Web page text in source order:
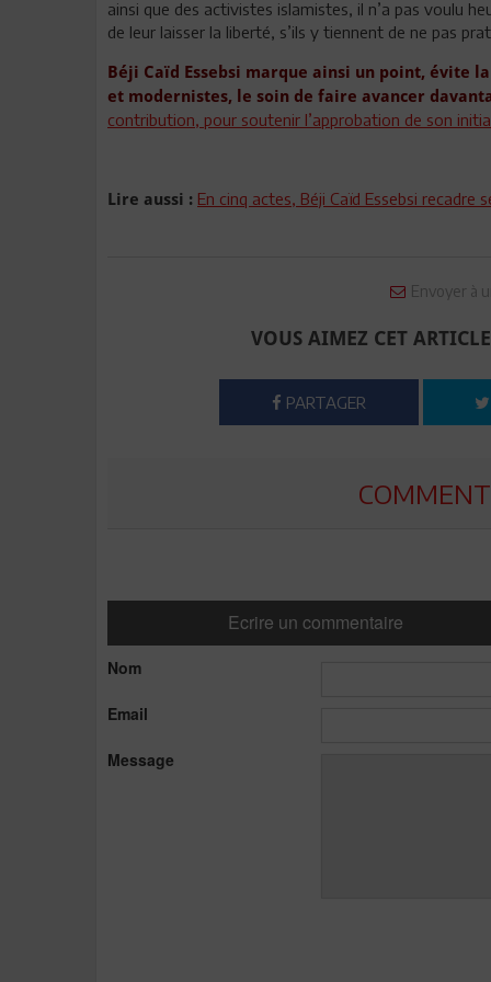
ainsi que des activistes islamistes, il n’a pas voulu
de leur laisser la liberté, s’ils y tiennent de ne pas
Béji Caïd Essebsi marque ainsi un point, évite
et modernistes, le soin de faire avancer
contribution, pour soutenir l’approbation de son
Lire aussi : En cinq actes, Béji Caïd Essebsi recadre
Envoyer à
VOUS AIMEZ CET
PARTAGER
Ecrire un commentaire
Nom
Email
Message